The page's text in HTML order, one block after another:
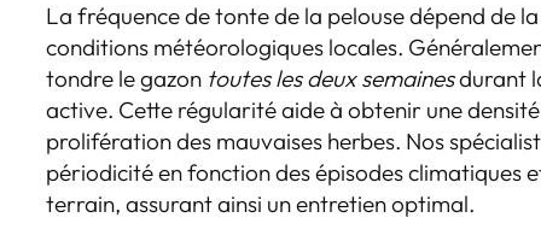
La fréquence de tonte de la pelouse dépend de
conditions météorologiques locales.
tondre le gazon toutes les deux semainesdurant
active. Cette régularité aide à obtenir une
prolifération des mauvaises herbes. Nos
périodicité en fonction des épisodes climatiques
terrain, assurant ainsi un entretien optimal.